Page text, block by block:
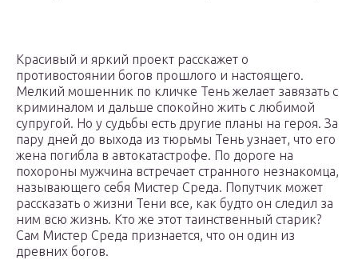
Красивый и яркий проект расскажет о
противостоянии богов прошлого и настоящего.
Мелкий мошенник по кличке Тень желает завязать с
криминалом и дальше спокойно жить с любимой
супругой. Но у судьбы есть другие планы на героя. За
пару дней до выхода из тюрьмы Тень узнает, что его
жена погибла в автокатастрофе. По дороге на
похороны мужчина встречает странного незнакомца,
называющего себя Мистер Среда. Попутчик может
рассказать о жизни Тени все, как будто он следил за
ним всю жизнь. Кто же этот таинственный старик?
Сам Мистер Среда признается, что он один из
древних богов.